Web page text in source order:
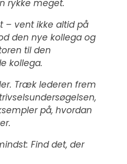
rykke meget.
– vent ikke altid på
den nye kollega og
til den
kollega.
Træk lederen frem
på, hvordan
Find det, der